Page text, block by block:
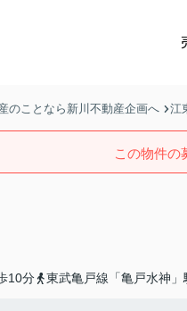
のことなら新川不動産企画へ 江
この物件の
10分
東武亀戸線「亀戸水神